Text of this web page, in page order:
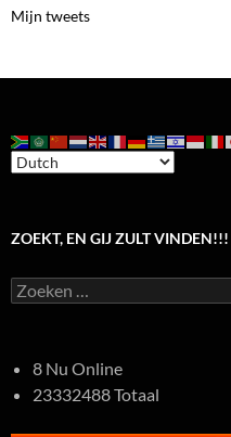
Mijn tweets
ZOEKT, EN GIJ ZULT VINDEN!!!
Zoeken
naar:
8 Nu Online
23332488 Totaal